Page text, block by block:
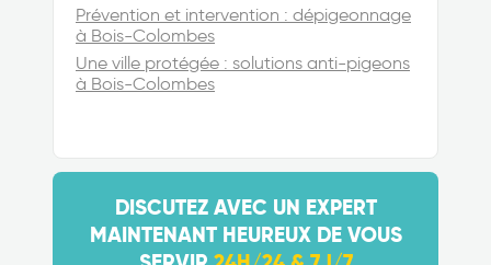
Prévention et intervention : dépigeonnage
à Bois-Colombes
Une ville protégée : solutions anti-pigeons
à Bois-Colombes
DISCUTEZ AVEC UN EXPERT
MAINTENANT HEUREUX DE VOUS